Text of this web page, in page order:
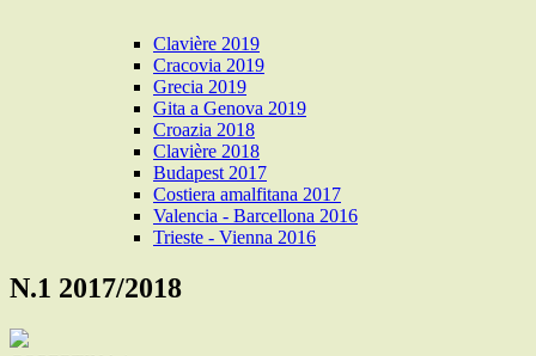
Clavière 2019
Cracovia 2019
Grecia 2019
Gita a Genova 2019
Croazia 2018
Clavière 2018
Budapest 2017
Costiera amalfitana 2017
Valencia - Barcellona 2016
Trieste - Vienna 2016
N.1 2017/2018